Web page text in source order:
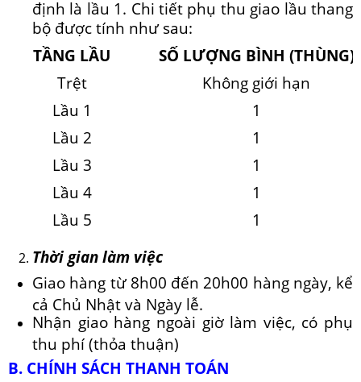
định là lầu 1. Chi tiết phụ thu giao lầu thang
bộ được tính như sau:
TẦNG LẦU
SỐ LƯỢNG BÌNH (THÙNG)
Trệt
Không giới hạn
Lầu 1
1
Lầu 2
1
Lầu 3
1
Lầu 4
1
Lầu 5
1
Thời gian làm việc
Giao hàng từ 8h00 đến 20h00 hàng ngày, kể
cả Chủ Nhật và Ngày lễ.
Nhận giao hàng ngoài giờ làm việc, có phụ
thu phí (thỏa thuận)
B. CHÍNH SÁCH THANH TOÁN